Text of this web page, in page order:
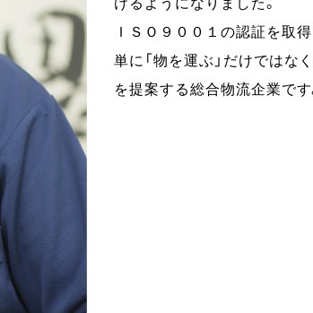
ＩＳＯ９００１の認証を取
単に「物を運ぶ」だけではな
を提案する総合物流企業です